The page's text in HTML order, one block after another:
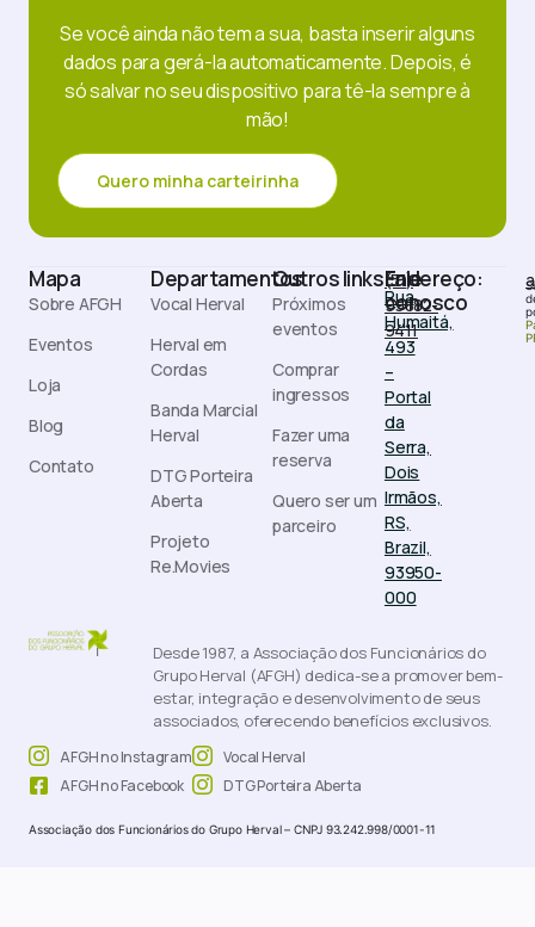
Se você ainda não tem a sua, basta inserir alguns
dados para gerá-la automaticamente. Depois, é
só salvar no seu dispositivo para tê-la sempre à
mão!
Quero minha carteirinha
Desde 1987, a Associação dos Funcionários do
Grupo Herval (AFGH) dedica-se a promover bem-
estar, integração e desenvolvimento de seus
associados, oferecendo benefícios exclusivos.
AFGH no Instagram
AFGH no Facebook
Vocal Herval
DTG Porteira Aberta
Associação dos Funcionários do Grupo Herval – CNPJ 93.242.998/0001-11
Mapa
Sobre AFGH
Eventos
Loja
Blog
Contato
Departamentos
Vocal Herval
Herval em
Cordas
Banda Marcial
Herval
DTG Porteira
Aberta
Projeto
Re.Movies
Outros links
Próximos
eventos
Comprar
ingressos
Fazer uma
reserva
Quero ser um
parceiro
Endereço:
Rua
Humaitá,
493
–
Portal
da
Serra,
Dois
Irmãos,
RS,
Brazil,
93950-
000
Fale
conosco
(51)
99882-
9411